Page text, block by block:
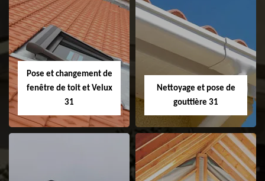
Couvreur 31
Etanchéité de
faitage et faitière
31
Pose et changement de
fenêtre de toit et Velux
31
Nettoyage et pose de
gouttière 31